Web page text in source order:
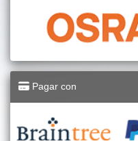
Pagar con